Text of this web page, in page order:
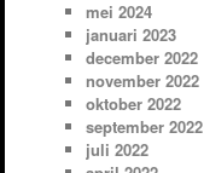
mei 2024
januari 2023
december 2022
november 2022
oktober 2022
september 2022
juli 2022